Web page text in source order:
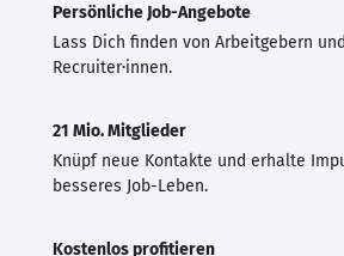
Persönliche Job-Angebote
Lass Dich finden von Arbeitgebern
Recruiter·innen.
21 Mio. Mitglieder
Knüpf neue Kontakte und erhalte
besseres Job-Leben.
Kostenlos profitieren